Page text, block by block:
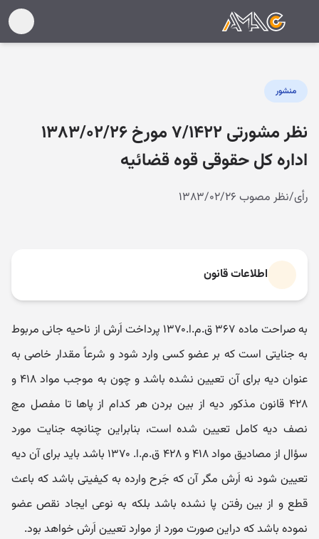
منشور
نظر مشورتی ۷/۱۴۲۲ مورخ ۱۳۸۳/۰۲/۲۶
اداره کل حقوقی قوه قضائیه
رأی/نظر مصوب ۱۳۸۳/۰۲/۲۶
اطلاعات قانون
به صراحت ماده ۳۶۷ ق.م.ا.۱۳۷۰ پرداخت اَرش از ناحیه جانی مربوط
به جنایتی است که بر عضو کسی وارد شود و شرعاً مقدار خاصی به
عنوان دیه برای آن تعیین نشده باشد و چون به موجب مواد ۴۱۸ و
۴۲۸ قانون مذکور دیه از بین بردن هر کدام از پاها تا مفصل مچ
نصف دیه کامل تعیین شده است، بنابراین چنانچه جنایت مورد
سؤال از مصادیق مواد ۴۱۸ و ۴۲۸ ق.م.ا. ۱۳۷۰ باشد باید برای آن دیه
تعیین شود نه اَرش مگر آن که جَرح وارده به کیفیتی باشد که باعث
قطع و از بین رفتن پا نشده باشد بلکه به نوعی ایجاد نقص عضو
نموده باشد که دراین صورت مورد از موارد تعیین اَرش خواهد بود.